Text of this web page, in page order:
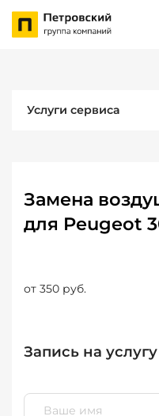
Услуги сервиса
Замена
для Peugeot
от 350 руб.
Запись на услугу